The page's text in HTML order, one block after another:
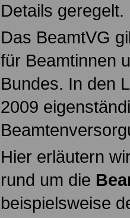
Details geregelt.
Das BeamtVG
für Beamtinnen
Bundes. In den
2009
Hier erläutern
rund um die
beispielsweise